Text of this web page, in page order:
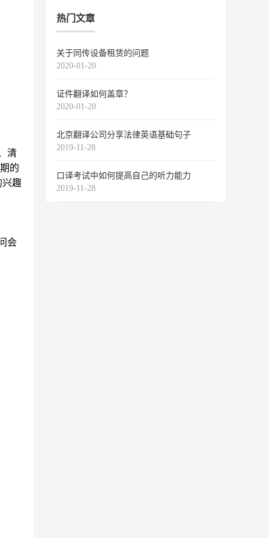
清
的
趣
会
热门文章
关于同传设备租赁的问题
2020-01-20
证件翻译如何盖章？
2020-01-20
北京翻译公司分享法律英语基础句子
2019-11-28
口译考试中如何提高自己的听力能力
2019-11-28